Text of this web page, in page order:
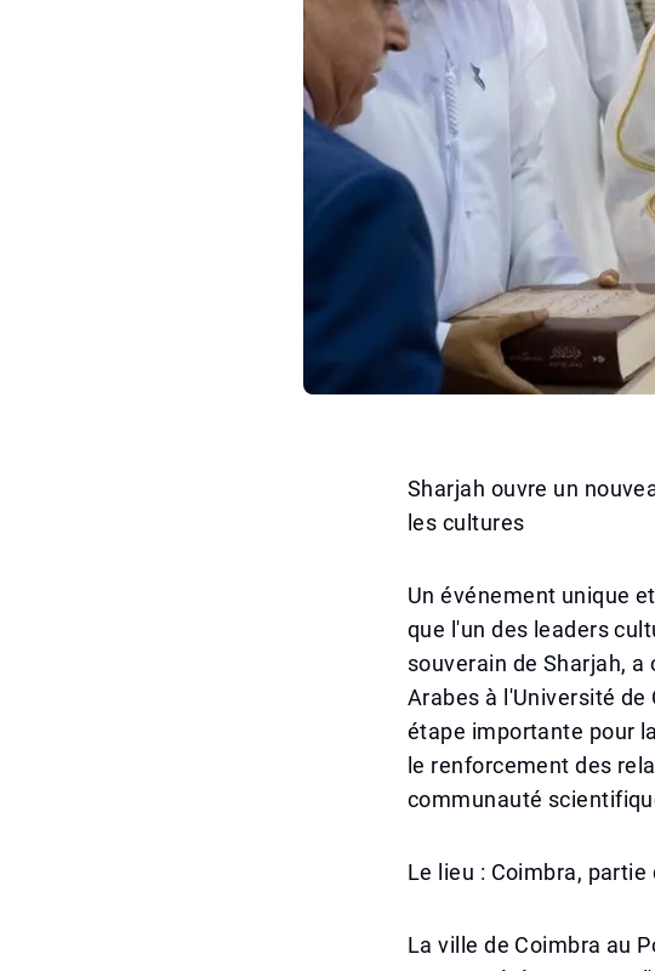
Sharjah ouvre un
les cultures
Un événement unique
que l'un des leaders
souverain de Sharjah,
Arabes à l'Université
étape importante pour
le renforcement des
communauté
Le lieu : Coimbra, partie
La ville de Coimbra au